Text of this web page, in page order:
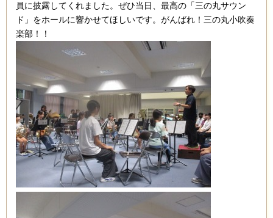
員に披露してくれました。ぜひ当日、最高の「三の丸サウン
ド」をホールに響かせてほしいです。がんばれ！三の丸小吹奏
楽部！！